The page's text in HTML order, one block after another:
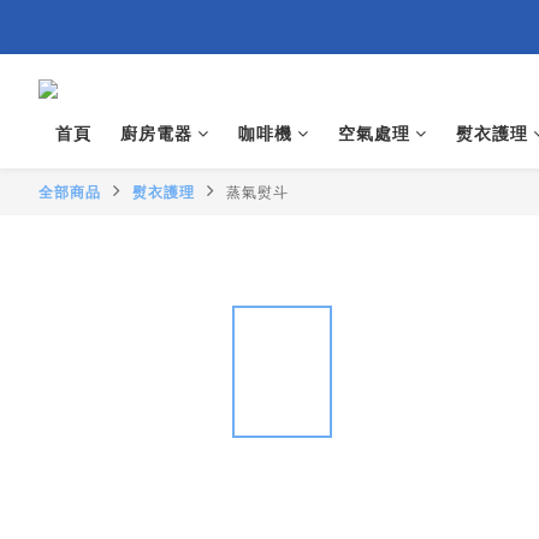
首頁 廚房電器 咖啡機 空氣處理 熨衣護理
全部商品 熨衣護理 蒸氣熨斗